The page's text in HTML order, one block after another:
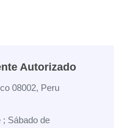
Autorizado
08002, Peru
; Sábado de